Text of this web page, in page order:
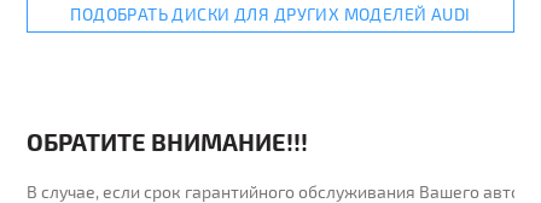
ПОДОБРАТЬ ДИСКИ ДЛЯ ДРУГИХ МОДЕЛЕЙ AUDI
ОБРАТИТЕ ВНИМАНИЕ!!!
В случае, если срок гарантийного обслуживания Вашего